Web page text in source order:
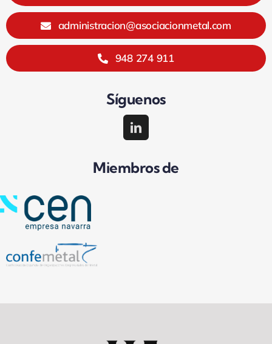
administracion@asociacionmetal.com
948 274 911
Síguenos
Miembros de